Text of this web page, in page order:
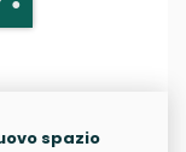
spazio